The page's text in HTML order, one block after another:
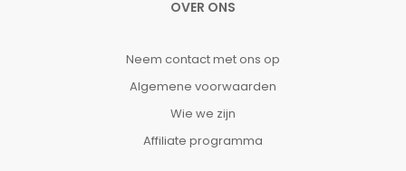
OVER ONS
Neem contact met ons op
Algemene voorwaarden
Wie we zijn
Affiliate programma